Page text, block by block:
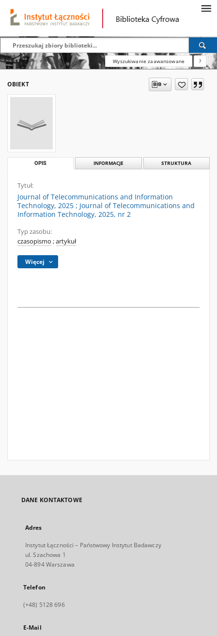
Wyszukiwanie zaawansowane ?
OBIEKT
OPIS INFORMACJE STRUKTURA
Tytuł:
Journal of Telecommunications and Information
Technology, 2025 ; Journal of Telecommunications and
Information Technology, 2025, nr 2
Typ zasobu:
czasopismo ;artykuł
Więcej
DANE KONTAKTOWE
Adres
Instytut Łączności – Państwowy Instytut Badawczy
ul. Szachowa 1
04-894 Warszawa
Telefon
(+48) 5128 696
E-Mail